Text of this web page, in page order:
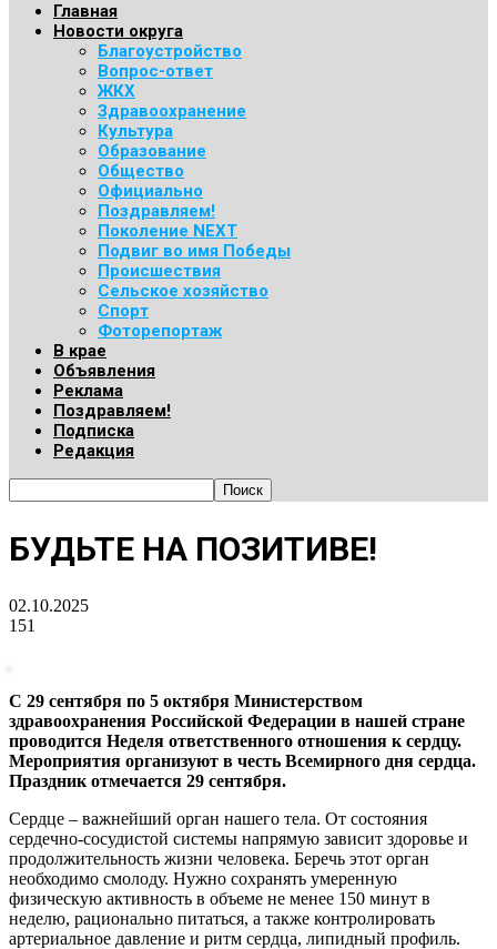
Главная
Новости округа
Благоустройство
Вопрос-ответ
ЖКХ
Здравоохранение
Культура
Образование
Общество
Официально
Поздравляем!
Поколение NEXT
Подвиг во имя Победы
Происшествия
Сельское хозяйство
Спорт
Фоторепортаж
В крае
Объявления
Реклама
Поздравляем!
Подписка
Редакция
БУДЬТЕ НА ПОЗИТИВЕ!
02.10.2025
151
С 29 сентября по 5 октября Министерством
здравоохранения Российской Федерации в нашей стране
проводится Неделя ответственного отношения к сердцу.
Мероприятия организуют в честь Всемирного дня сердца.
Праздник отмечается 29 сентября.
Сердце – важнейший орган нашего тела. От состояния
сердечно-сосудистой системы напрямую зависит здоровье и
продолжительность жизни человека. Беречь этот орган
необходимо смолоду. Нужно сохранять умеренную
физическую активность в объеме не менее 150 минут в
неделю, рационально питаться, а также контролировать
артериальное давление и ритм сердца, липидный профиль.